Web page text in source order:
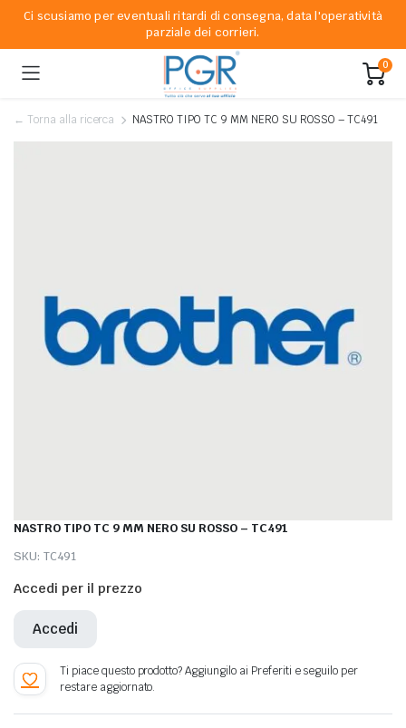
Ci scusiamo per eventuali ritardi di consegna, data l'operatività
parziale dei corrieri.
0
← Torna alla ricerca NASTRO TIPO TC 9 MM NERO SU ROSSO – TC491
NASTRO TIPO TC 9 MM NERO SU ROSSO – TC491
SKU: TC491
Accedi per il prezzo
Accedi